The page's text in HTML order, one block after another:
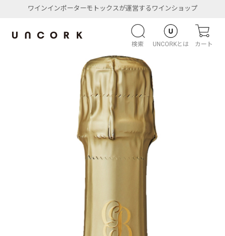
ワインインポーターモトックスが運営するワインショップ
検索 UNCORKとは カート